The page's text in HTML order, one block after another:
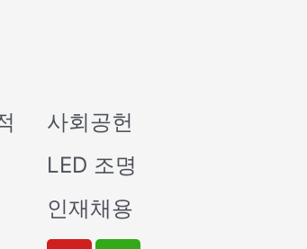
사회공헌
LED 조명
인재채용